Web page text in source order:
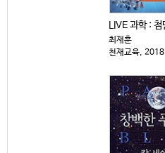
최재훈
천재교육, 2018